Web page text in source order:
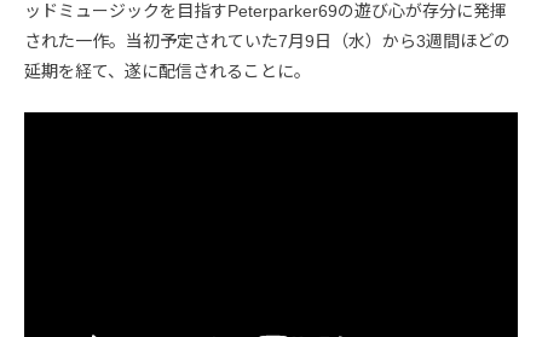
ッドミュージックを目指すPeterparker69の遊び心が存分に発揮
された一作。当初予定されていた7月9日（水）から3週間ほどの
延期を経て、遂に配信されることに。